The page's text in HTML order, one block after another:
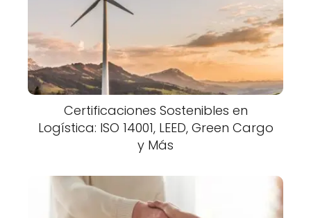
Certificaciones Sostenibles en
Logística: ISO 14001, LEED, Green Cargo
y Más